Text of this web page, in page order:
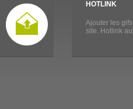
HOTLINK
Ajouter les
site. Hotlink